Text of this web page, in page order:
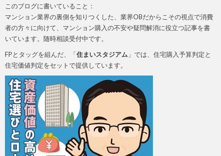
このブログに書いていること：
マンション業界の裏側を知りつくした、業界OBだからこその視点で消費
者の方々に向けて、マンション購入の不安や疑問解消に役立つ記事を書
いています。随時相談受付中です。
FPとタッグを組んだ、「住まいスタジアム 」では、住宅購入予算判定と
住宅価値判定をセットで提供しています。